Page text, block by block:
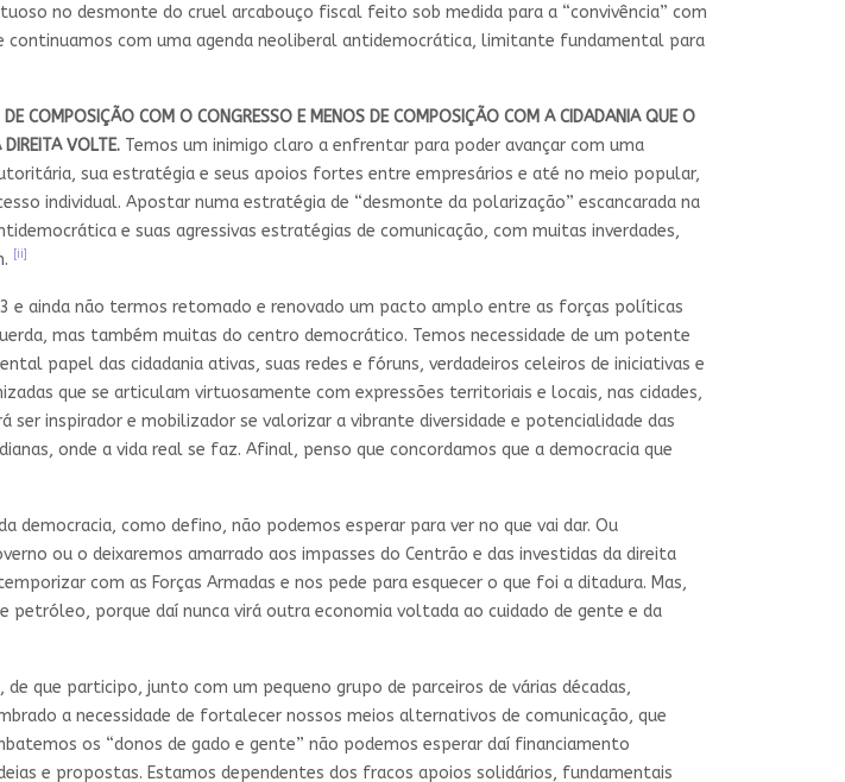
no desmonte do cruel arcabouço fiscal feito sob medida para a “convivência” com
com uma agenda neoliberal antidemocrática, limitante fundamental para
COMPOSIÇÃO COM O CONGRESSO E MENOS DE COMPOSIÇÃO COM A CIDADANIA QUE O
DIREITA VOLTE. Temos um inimigo claro a enfrentar para poder avançar com uma
sua estratégia e seus apoios fortes entre empresários e até no meio popular,
individual. Apostar numa estratégia de “desmonte da polarização” escancarada na
e suas agressivas estratégias de comunicação, com muitas inverdades,
[ii]
e ainda não termos retomado e renovado um pacto amplo entre as forças políticas
mas também muitas do centro democrático. Temos necessidade de um potente
papel das cidadania ativas, suas redes e fóruns, verdadeiros celeiros de iniciativas e
que se articulam virtuosamente com expressões territoriais e locais, nas cidades,
inspirador e mobilizador se valorizar a vibrante diversidade e potencialidade das
onde a vida real se faz. Afinal, penso que concordamos que a democracia que
como defino, não podemos esperar para ver no que vai dar. Ou
ou o deixaremos amarrado aos impasses do Centrão e das investidas da direita
com as Forças Armadas e nos pede para esquecer o que foi a ditadura. Mas,
porque daí nunca virá outra economia voltada ao cuidado de gente e da
que participo, junto com um pequeno grupo de parceiros de várias décadas,
a necessidade de fortalecer nossos meios alternativos de comunicação, que
os “donos de gado e gente” não podemos esperar daí financiamento
e propostas. Estamos dependentes dos fracos apoios solidários, fundamentais